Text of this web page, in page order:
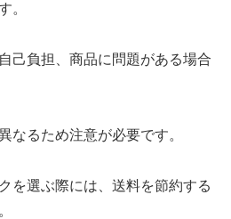
。
己負担、商品に問題がある場合
なるため注意が必要です。
を選ぶ際には、送料を節約する